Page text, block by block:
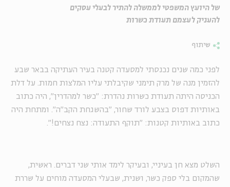
של היועץ המשפטי לממשלה להתיר לבעלי עסקים
להעניק לעצמם תעודת כשרות
שיתוף
לפני כמה שנים נכנסתי למסעדה קטנה בעיר העתיקה בבאר שבע
להזמין מנה של מרק תימני שקיבלתי עליו המלצות חמות. על דלת
הכניסה היתה תעודת כשרות נהדרת: "כשר למהדרין", היה כתוב
באותיות דפוס בצבע לורד שחור, "בהשגחת הקב"ה". ומתחת היה
כתוב באותיות קטנות: "תוקף התעודה: נצח נצחים!".
השלט מצא חן בעיניי, ובעיקר לימד אותי שני דברים. ראשית,
שהמקום בלי ספק כשר, ושנית, שבעלי המסעדה מוחים על שררת